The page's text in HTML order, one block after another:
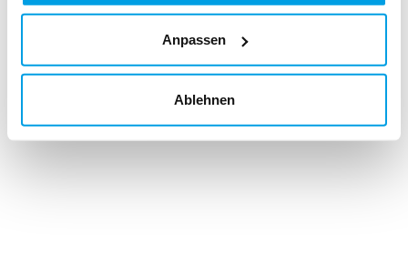
Anpassen
Ablehnen